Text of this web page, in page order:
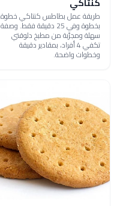
كنتاكي
طريقة عمل بطاطس كنتاكي خطوة
بخطوة وفي 25 دقيقة فقط. وصفة
سهلة ومجرّبة من مطبخ دلوقتي
تكفي 4 أفراد، بمقادير دقيقة
وخطوات واضحة.